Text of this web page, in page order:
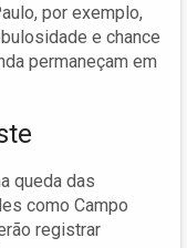
por exemplo,
e chance
permaneçam em
queda das
como Campo
registrar